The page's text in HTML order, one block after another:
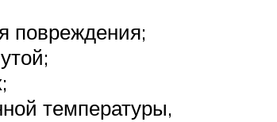
повреждения;
температуры,